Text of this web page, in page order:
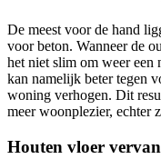
De meest voor de hand
voor beton. Wanneer de
het niet slim om weer een
kan namelijk beter tegen
woning verhogen. Dit
meer woonplezier, echter
Houten vloer